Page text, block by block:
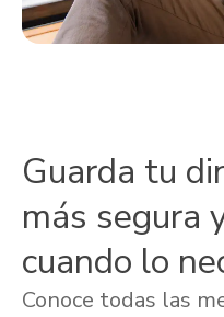
Guarda tu
más segura
cuando lo
Conoce todas las